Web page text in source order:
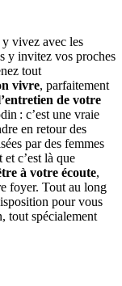
vivez avec les
y invitez vos proches
tout
vivre, parfaitement
de votre
: c’est une vraie
en retour des
par des femmes
et c’est là que
à votre écoute,
foyer. Tout au long
pour vous
tout spécialement